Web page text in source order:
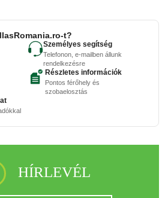
t?
Személyes segítség
Telefonon, e-mailben állunk
rendelkezésre
Részletes információk
Pontos férőhely és
szobaelosztás
HÍRLEVÉL